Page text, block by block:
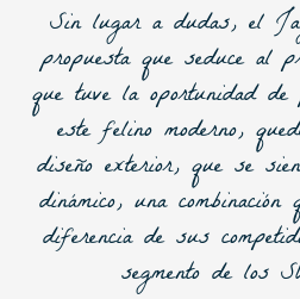
Sin lugar a dudas, el
propuesta que seduce al
que tuve la oportunidad de
este felino moderno,
diseño exterior, que se
dinámico, una
diferencia de sus
segmento de los